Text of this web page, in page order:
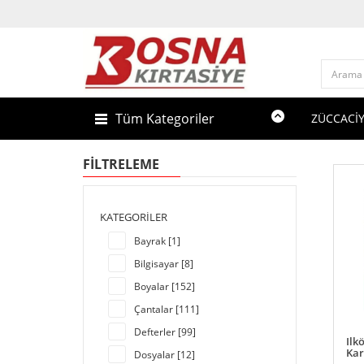
Tüm Kategoriler
FILTRELEME
KATEGORILER
Bayrak [1]
Bilgisayar [8]
Boyalar [152]
Çantalar [111]
Defterler [99]
Dosyalar [12]